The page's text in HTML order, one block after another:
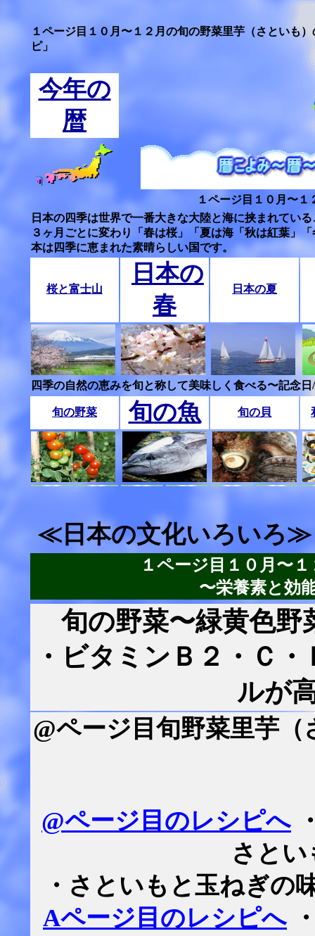
１ページ目１０月〜１２月の旬の野菜里芋（さといも
ピ」
今年の
暦
１ページ目１０月〜
日本の四季は世界で一番大きな大陸と海に挟まれてい
３ヶ月ごとに変わり「春は桜」「夏は海「秋は紅葉」
本は四季に恵まれた素晴らしい国です。
桜と富士山
日本の
春
日本の夏
四季の自然の恵みを旬と称して美味しく食べる〜記念
旬の野菜 旬の魚 旬の貝
≪日本の文化いろいろ≫
１ページ目１０月〜
〜栄養素と効
旬の野菜〜緑黄色
・ビタミンＢ２・Ｃ
ルが
@ページ目旬野菜里芋
@ページ目のレシピへ
さと
・さといもと玉ねぎの
Aページ目のレシピへ